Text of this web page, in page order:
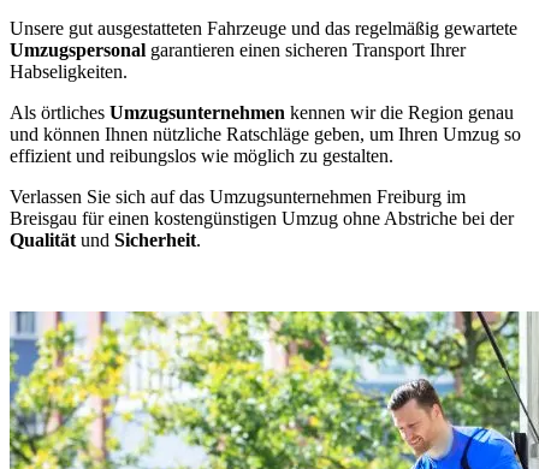
Unsere gut ausgestatteten Fahrzeuge und das regelmäßig gewartete
Umzugspersonal garantieren einen sicheren Transport Ihrer
Habseligkeiten.
Als örtliches Umzugsunternehmen kennen wir die Region genau
und können Ihnen nützliche Ratschläge geben, um Ihren Umzug so
effizient und reibungslos wie möglich zu gestalten.
Verlassen Sie sich auf das Umzugsunternehmen Freiburg im
Breisgau für einen kostengünstigen Umzug ohne Abstriche bei der
Qualität und Sicherheit.